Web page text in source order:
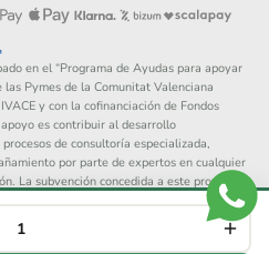
en el “Programa de Ayudas para apoyar
Pymes de la Comunitat Valenciana
y con la cofinanciación de Fondos
es contribuir al desarrollo
de consultoría especializada,
por parte de expertos en cualquier
La subvención concedida a este proyecto